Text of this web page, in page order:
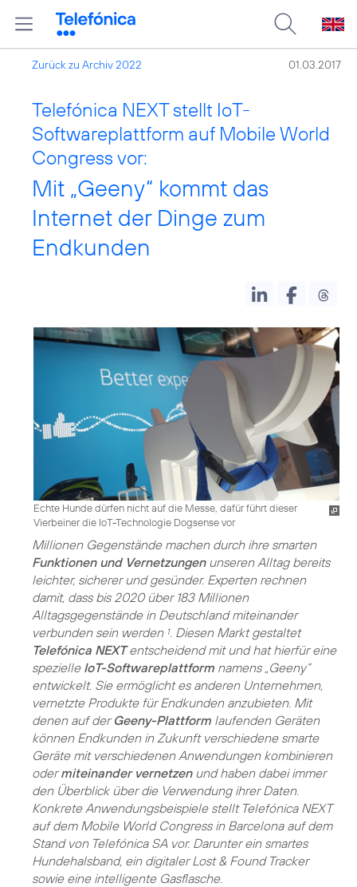
Zurück zu Archiv 2022 01.03.2017
Telefónica NEXT stellt IoT-
Softwareplattform auf Mobile World
Congress vor:
Mit „Geeny“ kommt das
Internet der Dinge zum
Endkunden
Echte Hunde dürfen nicht auf die Messe, dafür führt dieser
Vierbeiner die IoT-Technologie Dogsense vor
Millionen Gegenstände machen durch ihre smarten
Funktionen und Vernetzungenunseren Alltag bereits
leichter, sicherer und gesünder. Experten rechnen
damit, dass bis 2020 über 183 Millionen
Alltagsgegenstände in Deutschland miteinander
verbunden sein werden 1. Diesen Markt gestaltet
Telefónica NEXTentscheidend mit und hat hierfür eine
spezielle IoT-Softwareplattform namens „Geeny“
entwickelt. Sie ermöglicht es anderen Unternehmen,
vernetzte Produkte für Endkunden anzubieten. Mit
denen auf der Geeny-Plattform laufenden Geräten
können Endkunden in Zukunft verschiedene smarte
Geräte mit verschiedenen Anwendungen kombinieren
odermiteinander vernetzenund haben dabei immer
den Überblick über die Verwendung ihrer Daten.
Konkrete Anwendungsbeispiele stellt Telefónica NEXT
auf dem Mobile World Congress in Barcelona auf dem
Stand von Telefónica SA vor. Darunter ein smartes
Hundehalsband, ein digitaler Lost & Found Tracker
sowie eine intelligente Gasflasche.